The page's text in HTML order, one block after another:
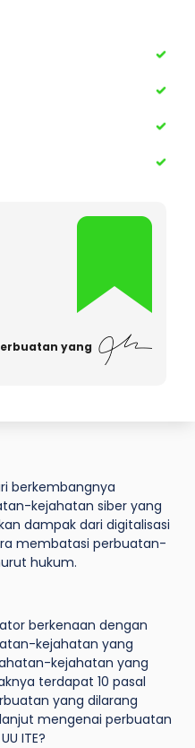
yang
berkembangnya
kejahatan siber yang
dampak dari digitalisasi
membatasi perbuatan-
hukum.
berkenaan dengan
kejahatan yang
kejahatan yang
terdapat 10 pasal
yang dilarang
mengenai perbuatan
ITE?